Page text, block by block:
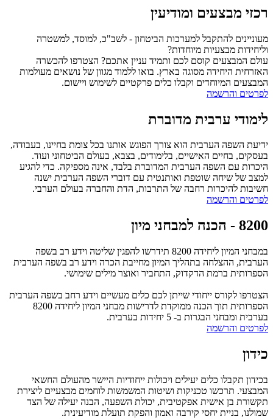
רכזי מבצעים ומודיעין
מעוניינים להתקבל למערכות הביטחון - לשב"כ, למוסד, למשטרה
וליחידות מבצעיות מיוחדות?
עולם המבצעים קוסם לכם ותמיד עניין אתכם? הצטרפו להכשרה
האזרחית היחידה מסוגה בארץ. בואו ללמוד מגוון של נושאים מעולמות
המבצעים המיוחדים וקבלו כלים פרקטיים לשימוש ויישום.
לפרטים והרשמה
לימודי ערבית מדוברת
ידיעת השפה הערבית הוא צורך הפוגש אותנו בכל צומת בחיינו, בעבודה,
בעסקים, בחיים האישיים, בלימודים, בצבא, בעולם הביטחוני ועוד.
היכרות עם השפה הערבית המדוברת בלבד, אינה מספיקה. כדי להגיע
למצב של שיחה שוטפת ואותנטית עם דוברי השפה הערבית ישנה
חשיבות להיכרות רחבה של התרבות, הדת והחברה בעולם הערבי.
לפרטים והרשמה
8200 - הכנה למבחני מיון
במבחני המיון ליחידה 8200 תידרשו להפגין שליטה וידע רב בשפה
הערבית, ההצלחה בתהליך המיון מחייבת הכרה וידע רב בשפה הערבית
הספרותית ברמת הדקדוק, התחביר ואוצר מילים שימושי.
הצטרפו לקורס ייחודי שייתן לכם כלים מעשיים וידע רחב בשפה הערבית
הספרותית תוך הכנה ממוקדת לדרישות מבחני המיון ליחידה 8200
בערבית ומבחני הבגרות ב- 5 יחידות בערבית.
לפרטים והרשמה
כידון
בכידון תקבלו כלים יעילים ויכולות ייחודיות היישר מהעולם החשאי
המבצעי. תרכשו טכניקות ושיטות המשמשות לוחמים מבצעיים ליצירת
תקשורת בן אישית אפקטיבית, יכולת השפעה, הבנה יעילה של הצד
שמולנו, בניית יחסי קירבה ואמון והפקת תועלת מודיעינית.